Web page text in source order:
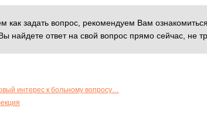
как задать вопрос, рекомендуем Вам
найдете ответ на свой вопрос прямо сейчас, не
интерес к больному вопросу…